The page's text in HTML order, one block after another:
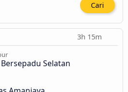
Cari
3h 15m
Selatan